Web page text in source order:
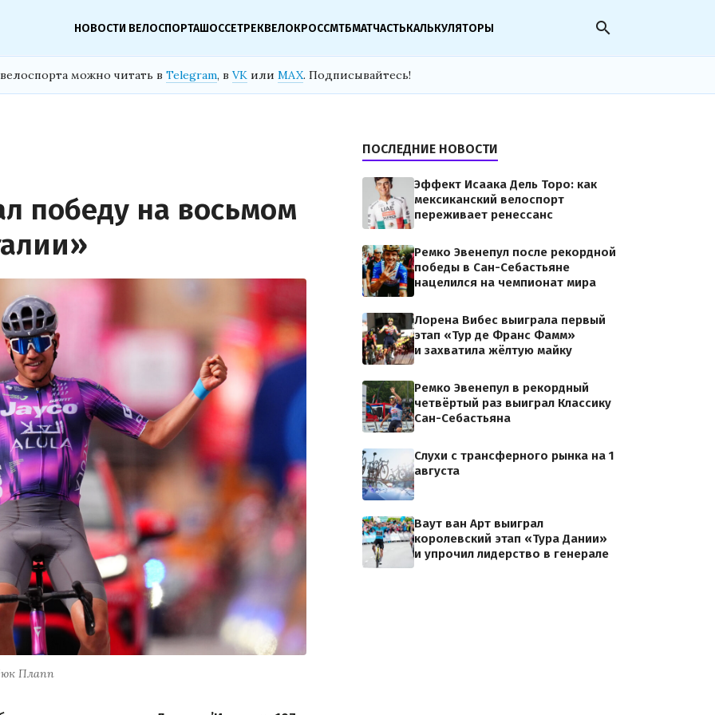
НОВОСТИ ВЕЛОСПОРТАШОССЕТРЕКВЕЛОКРОССМТБМАТЧАСТЬКАЛЬКУЛЯТОРЫ search
можно читать в Telegram, в VK или MAX. Подписывайтесь!
победу на восьмом
Плапп
ПОСЛЕДНИЕ НОВОСТИ
Эффект Исаака Дель Торо: как
мексиканский велоспорт
переживает ренессанс
Ремко Эвенепул после рекордной
победы в Сан-Себастьяне
нацелился на чемпионат мира
Лорена Вибес выиграла первый
этап «Тур де Франс Фамм»
и захватила жёлтую майку
Ремко Эвенепул в рекордный
четвёртый раз выиграл Классику
Сан-Себастьяна
Слухи с трансферного рынка на 1
августа
Ваут ван Арт выиграл
королевский этап «Тура Дании»
и упрочил лидерство в генерале